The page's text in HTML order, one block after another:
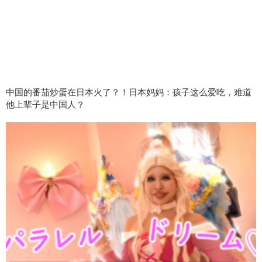
中国的番茄炒蛋在日本火了？！日本妈妈：孩子这么爱吃，难道
他上辈子是中国人？